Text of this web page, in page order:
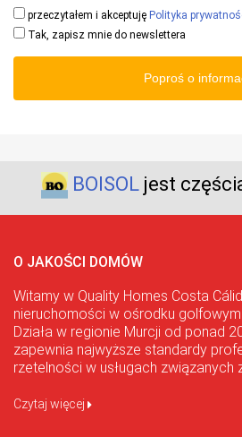
przeczytałem i akceptuję Polityka
Tak, zapisz mnie do newslettera
Poproś o
BOISOLjest
O JAKOŚCI DOMÓW
Witamy w Quality Homes Costa
nieruchomości w ośrodku golfowym
Działa w regionie Murcji od ponad
zapewnia najwyższe standardy
rzetelności w usługach związanych
Czytaj więcej